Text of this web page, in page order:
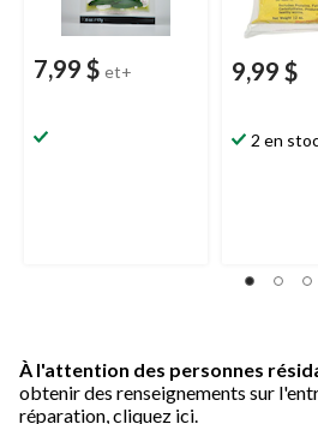
7,99 $ et+ 9,99 $
2 en
À l'attention des personnes
obtenir des renseignements sur
réparation, cliquez ici.